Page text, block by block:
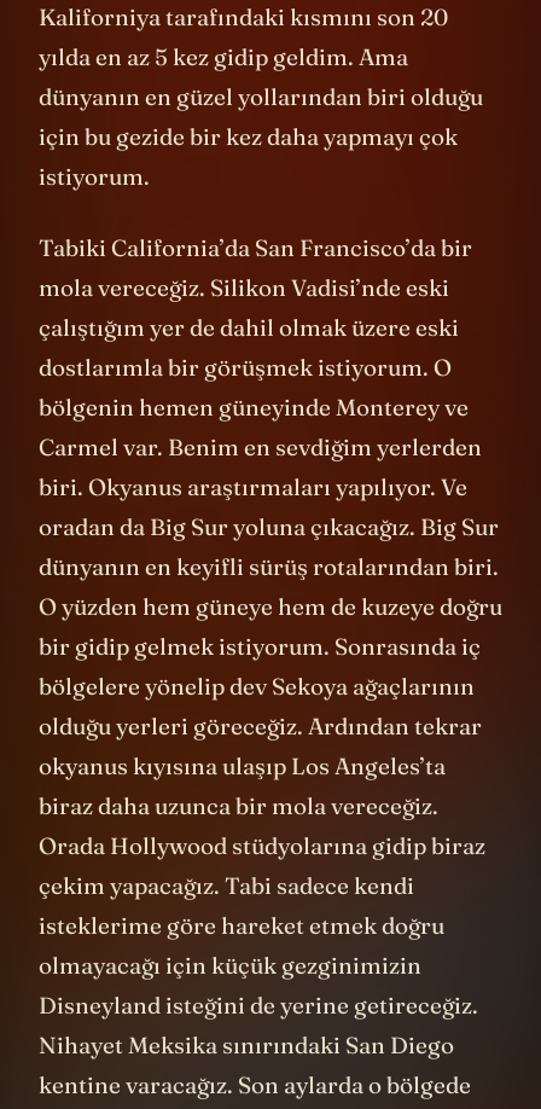
Kaliforniya tarafındaki kısmını son 20
yılda en az 5 kez gidip geldim. Ama
dünyanın en güzel yollarından biri olduğu
için bu gezide bir kez daha yapmayı çok
istiyorum.
Tabiki California’da San Francisco’da bir
mola vereceğiz. Silikon Vadisi’nde eski
çalıştığım yer de dahil olmak üzere eski
dostlarımla bir görüşmek istiyorum. O
bölgenin hemen güneyinde Monterey ve
Carmel var. Benim en sevdiğim yerlerden
biri. Okyanus araştırmaları yapılıyor. Ve
oradan da Big Sur yoluna çıkacağız. Big Sur
dünyanın en keyifli sürüş rotalarından biri.
O yüzden hem güneye hem de kuzeye doğru
bir gidip gelmek istiyorum. Sonrasında iç
bölgelere yönelip dev Sekoya ağaçlarının
olduğu yerleri göreceğiz. Ardından tekrar
okyanus kıyısına ulaşıp Los Angeles’ta
biraz daha uzunca bir mola vereceğiz.
Orada Hollywood stüdyolarına gidip biraz
çekim yapacağız. Tabi sadece kendi
isteklerime göre hareket etmek doğru
olmayacağı için küçük gezginimizin
Disneyland isteğini de yerine getireceğiz.
Nihayet Meksika sınırındaki San Diego
kentine varacağız. Son aylarda o bölgede